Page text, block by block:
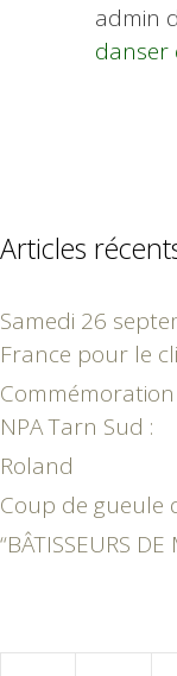
admin
danser
Articles
Samedi 26
France pour le
Commémoration
NPA Tarn Sud :
Roland
Coup de gueule
“BÂTISSEURS